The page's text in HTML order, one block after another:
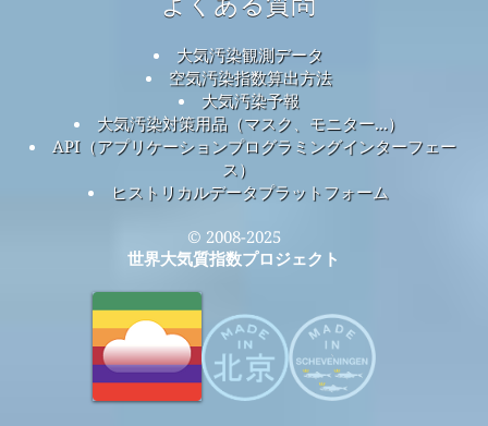
大気汚染観測データ
空気汚染指数算出方法
大気汚染予報
大気汚染対策用品（マスク、モニター...）
API（アプリケーションプログラミングインターフェー
ス）
ヒストリカルデータプラットフォーム
© 2008-2025
世界大気質指数プロジェクト